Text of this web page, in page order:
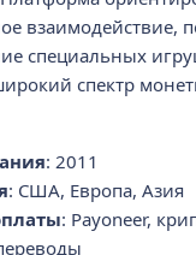
взаимодействие,
специальных
спектр
: 2011
: США, Европа, Азия
: Payoneer,